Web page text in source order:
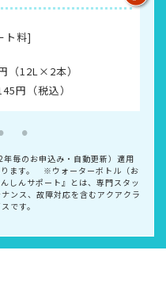
ト料]
（12L× 2本）
円（税込）
毎のお申込み・自動更新）適用
ます。 ※ウォーターボトル（お
んサポート』とは、専門スタッ
ンス、故障対応を含むアクアクラ
です。